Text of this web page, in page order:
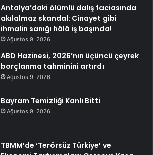
Antalya’daki ölümlü dalış faciasında
akılalmaz skandal: Cinayet gibi
ihmalin sanığı hâlâ iş başında!
Ağustos 9, 2026
ABD Hazinesi, 2026’nın üçüncü çeyrek
borçlanma tahminini artırdı
Ağustos 9, 2026
Bayram Temizliği Kanlı Bitti
Ağustos 9, 2026
TBMM’de ‘Terörsüz Türkiye’ ve